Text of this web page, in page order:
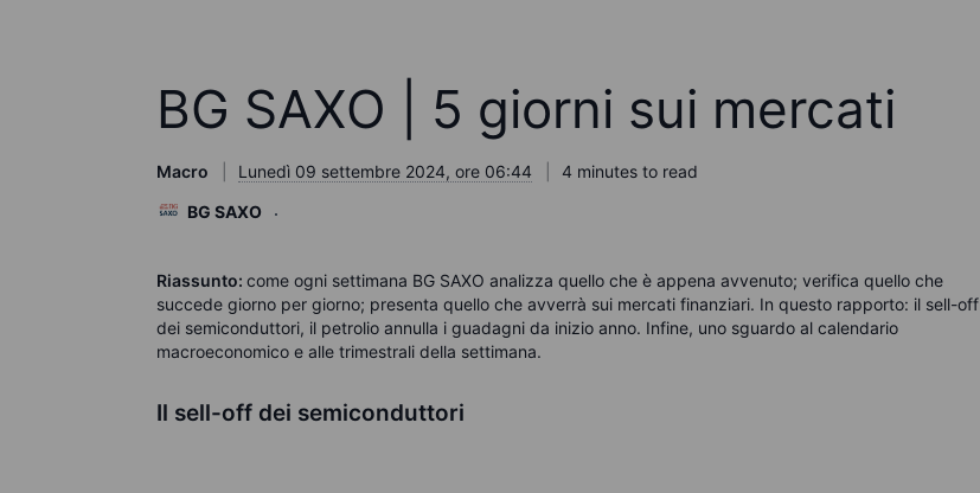
BG SAXO | 5 giorni sui mercati
Macro Lunedì 09 settembre 2024, ore 06:44
4 minutes to read
BG SAXO
Riassunto: come ogni settimana BG SAXO analizza quello che è appena avvenuto; verifica quello che
succede giorno per giorno; presenta quello che avverrà sui mercati finanziari. In questo rapporto: il sell-off
dei semiconduttori, il petrolio annulla i guadagni da inizio anno. Infine, uno sguardo al calendario
macroeconomico e alle trimestrali della settimana.
Il sell-off dei semiconduttori